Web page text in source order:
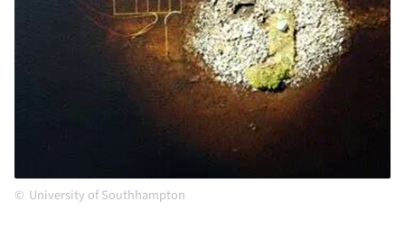
University of Southhampton